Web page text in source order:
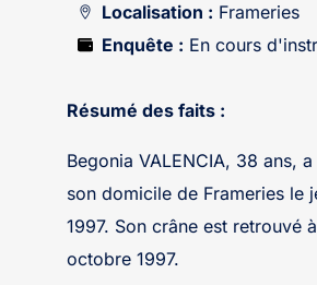
Localisation : Frameries
Enquête : En cours
Résumé des faits :
Begonia VALENCIA, 38 ans,
son domicile de Frameries le
1997. Son crâne est retrouvé
octobre 1997.